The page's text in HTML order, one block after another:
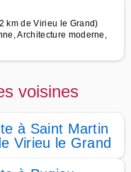
km de Virieu le Grand)
Architecture moderne,
voisines
à Saint Martin
Virieu le Grand